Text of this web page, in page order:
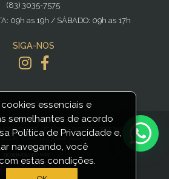
(83) 3035-7575
09h as 19h / SÁBADO: 09h as 17h
SIGA-NOS
BYNOPCOMMERCE
DECOR - TODOS OS DIREITOS RESERVADOS GRILLO
- CNPJ: 11.431.608/0001-97
essenciais e
semelhantes de acordo
Política de Privacidade e,
navegando, você
estas condições.